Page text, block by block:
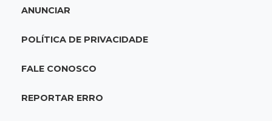
ensinarem português a estrangeiros
Chuva chega à Capital e antecipa mudança no
ANUNCIAR
POLÍTICA DE PRIVACIDADE
FALE CONOSCO
REPORTAR ERRO